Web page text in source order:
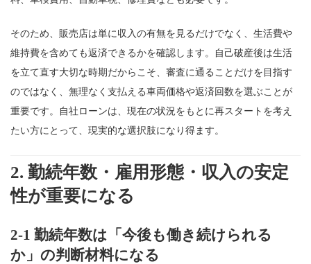
そのため、販売店は単に収入の有無を見るだけでなく、生活費や
維持費を含めても返済できるかを確認します。自己破産後は生活
を立て直す大切な時期だからこそ、審査に通ることだけを目指す
のではなく、無理なく支払える車両価格や返済回数を選ぶことが
重要です。自社ローンは、現在の状況をもとに再スタートを考え
たい方にとって、現実的な選択肢になり得ます。
2. 勤続年数・雇用形態・収入の安定
性が重要になる
2-1 勤続年数は「今後も働き続けられる
か」の判断材料になる